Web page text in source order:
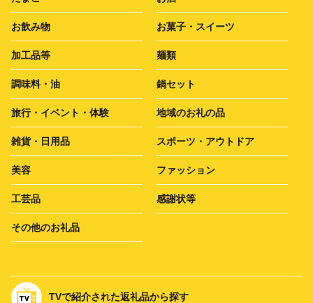
お飲み物 お菓子・スイーツ
加工品等 麺類
調味料・油 鍋セット
旅行・イベント・体験 地域のお礼の品
雑貨・日用品 スポーツ・アウトドア
美容 ファッション
工芸品 感謝状等
その他のお礼品
TVで紹介された返礼品から探す